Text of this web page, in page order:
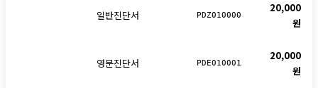
일반진단서 PDZ010000
20,000
원
영문진단서 PDE010001
20,000
원